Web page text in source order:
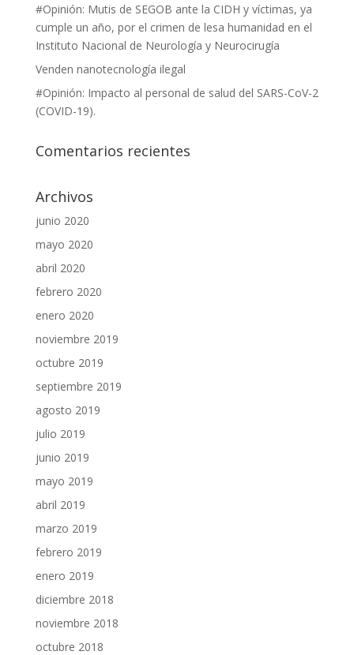
#Opinión: Mutis de SEGOB ante la CIDH y víctimas, ya
cumple un año, por el crimen de lesa humanidad en el
Instituto Nacional de Neurología y Neurocirugía
Venden nanotecnología ilegal
#Opinión: Impacto al personal de salud del SARS-CoV-2
(COVID-19).
Comentarios recientes
Archivos
junio 2020
mayo 2020
abril 2020
febrero 2020
enero 2020
noviembre 2019
octubre 2019
septiembre 2019
agosto 2019
julio 2019
junio 2019
mayo 2019
abril 2019
marzo 2019
febrero 2019
enero 2019
diciembre 2018
noviembre 2018
octubre 2018